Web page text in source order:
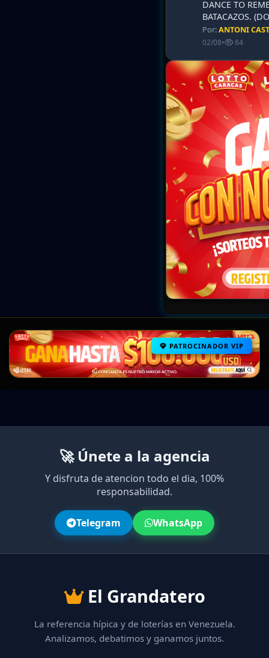
DANCE TO
BATACAZOS.
Por:ANTONI
02/08• 84
PATROCINADOR VIP
🚀 Únete a la agencia
Y disfruta de atencion todo el dia, 100%
responsabilidad.
Telegram WhatsApp
El Grandatero
La referencia hípica y de loterías en Venezuela.
Analizamos, debatimos y ganamos juntos.